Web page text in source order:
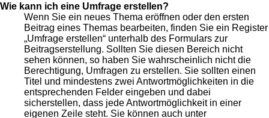
Wie kann ich eine Umfrage erstellen?
Wenn Sie ein neues Thema eröffnen oder den ersten
Beitrag eines Themas bearbeiten, finden Sie ein Register
„Umfrage erstellen“ unterhalb des Formulars zur
Beitragserstellung. Sollten Sie diesen Bereich nicht
sehen können, so haben Sie wahrscheinlich nicht die
Berechtigung, Umfragen zu erstellen. Sie sollten einen
Titel und mindestens zwei Antwortmöglichkeiten in die
entsprechenden Felder eingeben und dabei
sicherstellen, dass jede Antwortmöglichkeit in einer
eigenen Zeile steht. Sie können auch unter